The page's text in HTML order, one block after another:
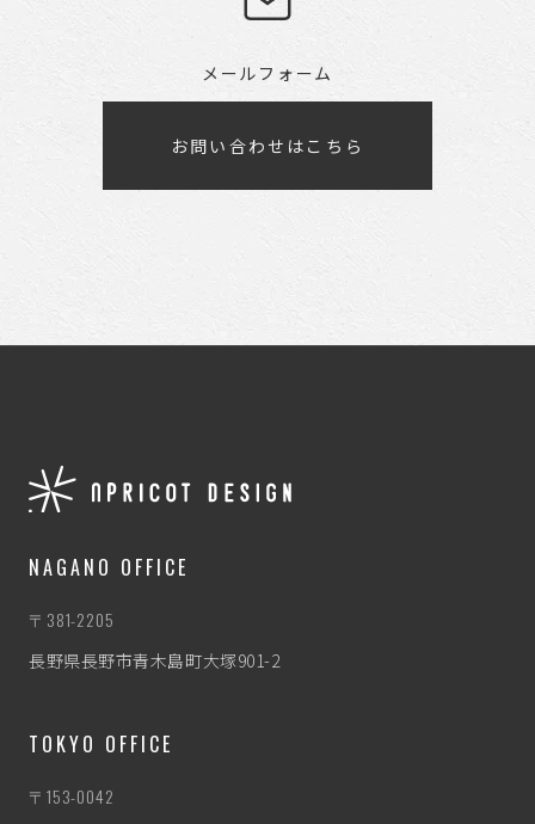
メールフォーム
お問い合わせはこちら
NAGANO OFFICE
〒381-2205
長野県長野市青木島町大塚901-2
TOKYO OFFICE
〒153-0042